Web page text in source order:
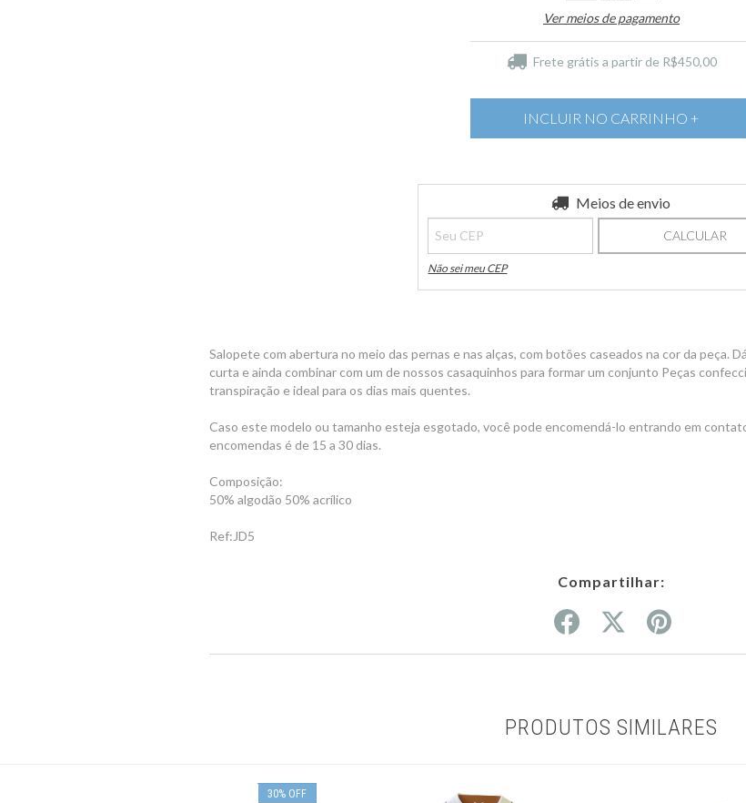
Ver meios de pagamento
Frete grátis a partir de R$450,00
Meios de envio
CALCULAR
Não sei meu CEP
Salopete com abertura no meio das pernas e nas alças, com botões caseados na cor da peça.
curta e ainda combinar com um de nossos casaquinhos para formar um conjunto Peças
transpiração e ideal para os dias mais quentes.
Caso este modelo ou tamanho esteja esgotado, você pode encomendá-lo entrando em
encomendas é de 15 a 30 dias.
Composição:
50% algodão 50% acrílico
Ref:JD5
Compartilhar:
PRODUTOS SIMILARES
30% OFF